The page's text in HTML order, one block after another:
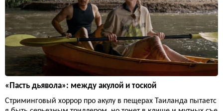
«Пасть дьявола»: между акулой и тоской
Стриминговый хоррор про акулу в пещерах Таиланда пытаетс